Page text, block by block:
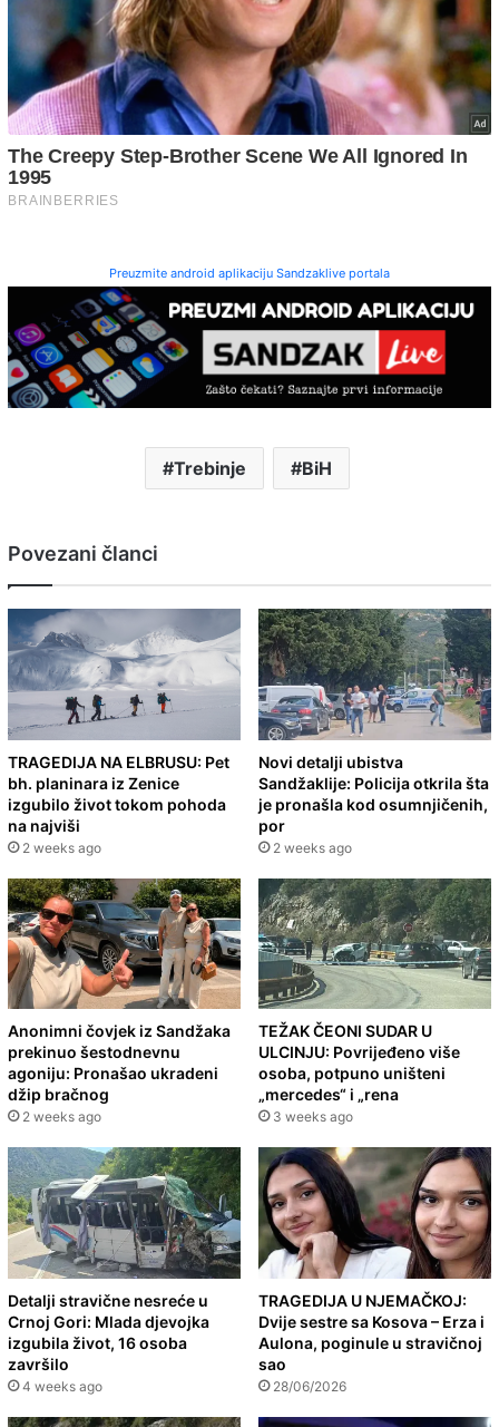
Preuzmite android aplikaciju Sandzaklive portala
Trebinje BiH
Povezani članci
TRAGEDIJA NA ELBRUSU: Pet
bh. planinara iz Zenice
izgubilo život tokom pohoda
na najviši
2 weeks ago
Novi detalji ubistva
Sandžaklije: Policija otkrila šta
je pronašla kod osumnjičenih,
por
2 weeks ago
Anonimni čovjek iz Sandžaka
prekinuo šestodnevnu
agoniju: Pronašao ukradeni
džip bračnog
2 weeks ago
TEŽAK ČEONI SUDAR U
ULCINJU: Povrijeđeno više
osoba, potpuno uništeni
„mercedes“ i „rena
3 weeks ago
Detalji stravične nesreće u
Crnoj Gori: Mlada djevojka
izgubila život, 16 osoba
završilo
4 weeks ago
TRAGEDIJA U NJEMAČKOJ:
Dvije sestre sa Kosova – Erza i
Aulona, poginule u stravičnoj
sao
28/06/2026